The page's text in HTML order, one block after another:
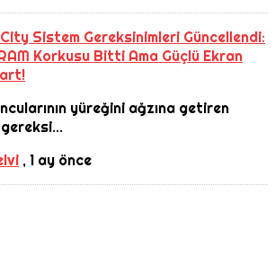
Sistem Gereksinimleri Güncellendi:
Korkusu Bitti Ama Güçlü Ekran
yüreğini ağzına getiren
,1 ay önce